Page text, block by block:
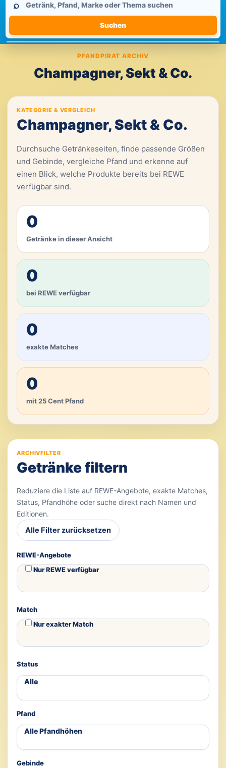
durchsuchen
⌕
Suchen
PFANDPIRAT ARCHIV
Champagner, Sekt & Co.
KATEGORIE & VERGLEICH
Champagner, Sekt & Co.
Durchsuche Getränkeseiten, finde passende Größen
und Gebinde, vergleiche Pfand und erkenne auf
einen Blick, welche Produkte bereits bei REWE
verfügbar sind.
0
Getränke in dieser Ansicht
0
bei REWE verfügbar
0
exakte Matches
0
mit 25 Cent Pfand
ARCHIVFILTER
Getränke filtern
Reduziere die Liste auf REWE-Angebote, exakte Matches,
Status, Pfandhöhe oder suche direkt nach Namen und
Editionen.
Alle Filter zurücksetzen
REWE-Angebote
Nur REWE verfügbar
Match
Nur exakter Match
Status
Pfand
Gebinde